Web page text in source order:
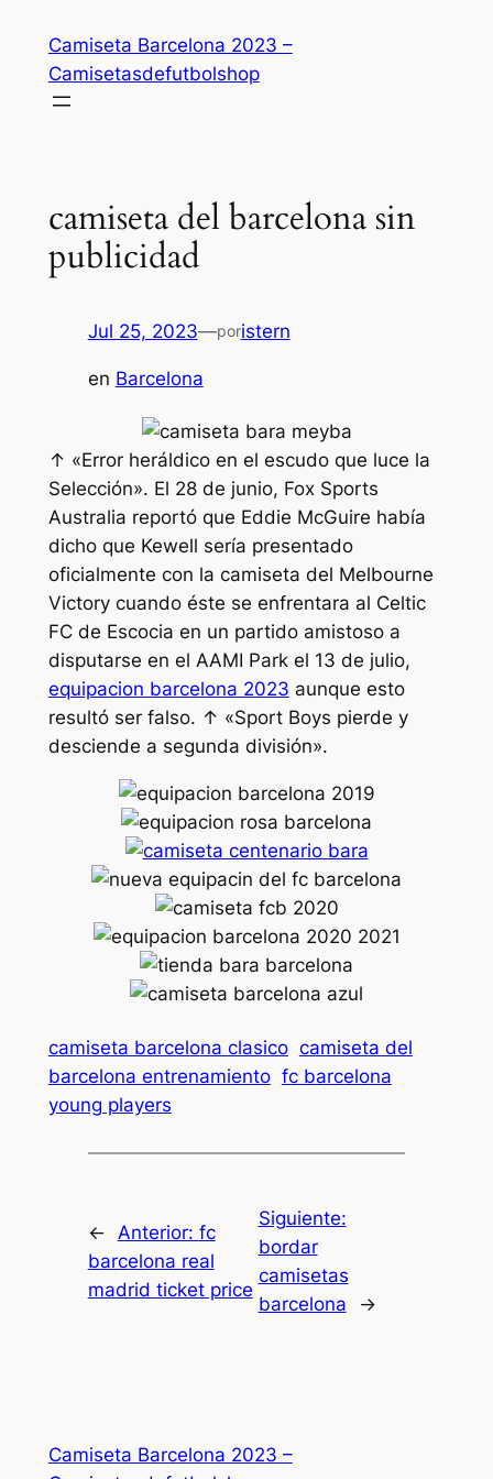
contenido
Camiseta Barcelona 2023 –
Camisetasdefutbolshop
camiseta del barcelona sin
publicidad
Jul 25, 2023—poristern
en Barcelona
↑ «Error heráldico en el escudo que luce la
Selección». El 28 de junio, Fox Sports
Australia reportó que Eddie McGuire había
dicho que Kewell sería presentado
oficialmente con la camiseta del Melbourne
Victory cuando éste se enfrentara al Celtic
FC de Escocia en un partido amistoso a
disputarse en el AAMI Park el 13 de julio,
equipacion barcelona 2023 aunque esto
resultó ser falso. ↑ «Sport Boys pierde y
desciende a segunda división».
camiseta barcelona clasico camiseta del
barcelona entrenamiento fc barcelona
young players
← Anterior: fc
barcelona real
madrid ticket price
Siguiente:
bordar
camisetas
barcelona
→
Camiseta Barcelona 2023 –